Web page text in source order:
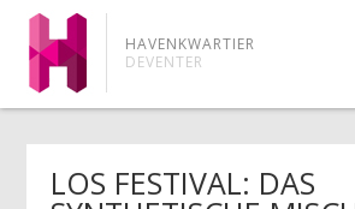
HAVENKWARTIER
DEVENTER
LOS FESTIVAL: DAS